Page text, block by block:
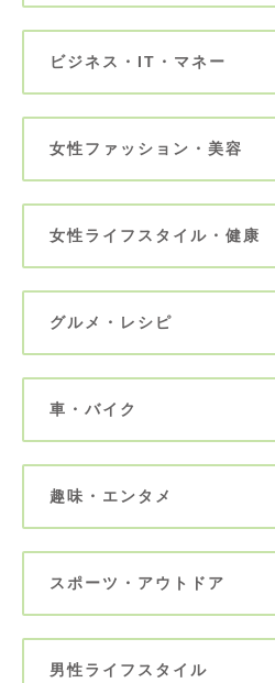
ビジネス・IT・マネー
女性ファッション・美容
女性ライフスタイル・健康
グルメ・レシピ
車・バイク
趣味・エンタメ
スポーツ・アウトドア
男性ライフスタイル